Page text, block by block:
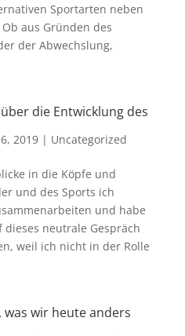
Sportarten neben
aus Gründen des
der Abwechslung,
die Entwicklung des
2019| Uncategorized
in die Köpfe und
und des Sports ich
und habe
neutrale Gespräch
weil ich nicht in der Rolle
was wir heute anders